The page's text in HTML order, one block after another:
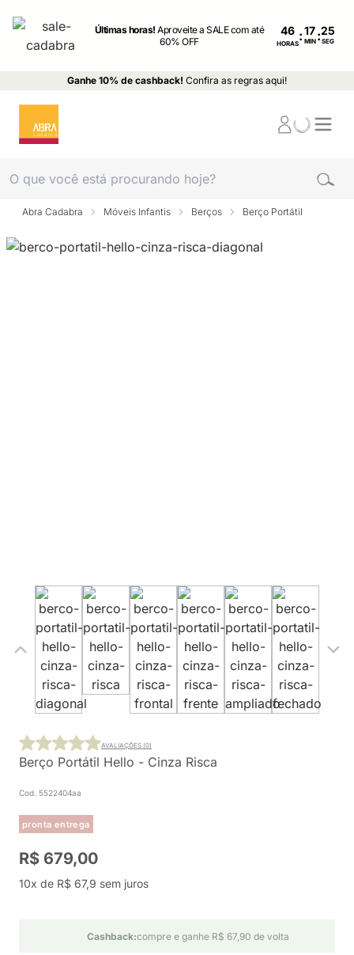
Últimas horas!Aproveite a SALE com até
60% OFF
46
HORAS: MIN : SEG
Ganhe 10% de cashback! Confira as regras aqui!
Abra Cadabra Móveis Infantis Berços Berço Portátil
Berço Portátil Hello - Cinza Risca
Cod. 5522404aa
pronta entrega
AVALIAÇÕES (0)
R$ 679,00
10x de R$ 67,9 sem juros
Cashback:compre e ganhe R$ 67,90 de volta